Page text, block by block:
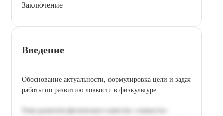
Заключение
Введение
Обоснование актуальности, формулировка цели и задач
работы по развитию ловкости в физкультуре.